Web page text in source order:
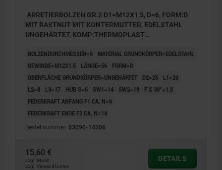
ARRETIERBOLZEN GR.2 D1=M12X1,5, D=6, FORM:D
MIT RASTNUT MIT KONTERMUTTER, EDELSTAHL
UNGEHÄRTET, KOMP:THERMOPLAST
RAL7021
BOLZENDURCHMESSER=6
MATERIAL GRUNDKÖRPER=EDELSTAHL
GEWINDE=M12X1,5
LÄNGE=56
FORM=D
OBERFLÄCHE GRUNDKÖRPER=UNGEHÄRTET
D2=25
L1=20
L2=8
L3=17 HUB S=6 SW1=14 SW2=19
F X 30°=1,8
FEDERKRAFT ANFANG F1 CA. N=6
FEDERKRAFT ENDE F2 CA. N=14
Bestellnummer: 03090-14206
15,60 €
zzgl. MwSt.
zzgl. Versandkosten
DETAILS